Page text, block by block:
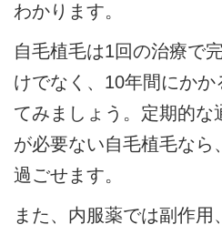
わかります。
自毛植毛は1回の治療で
けでなく、10年間にか
てみましょう。定期的な
が必要ない自毛植毛なら
過ごせます。
また、内服薬では副作用